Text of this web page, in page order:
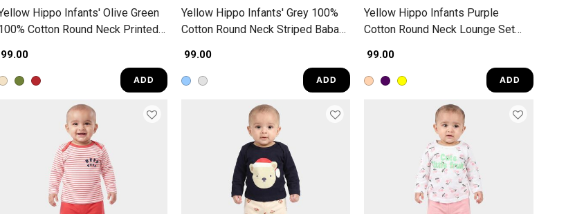
Hippo Infants' Olive Green
Cotton Round Neck Printed
₹ 99.00
ADD
Yellow Hippo Infants' Grey 100%
Cotton Round Neck Striped Baba
₹ 99.00
ADD
Yellow Hippo Infants Purple
Cotton Round Neck Lounge Set
₹ 99.00
ADD